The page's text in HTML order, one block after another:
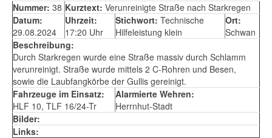
Nummer: 38 Kurztext: Verunreinigte Straße nach Starkregen
Datum:
29.08.2024
Uhrzeit:
17:20 Uhr
Stichwort: Technische
Hilfeleistung klein
Ort:
Schwan
Beschreibung:
Durch Starkregen wurde eine Straße massiv durch Schlamm
verunreinigt. Straße wurde mittels 2 C-Rohren und Besen,
sowie die Laubfangkörbe der Gullis gereinigt.
Fahrzeuge im Einsatz:
HLF 10, TLF 16/24-Tr
Alarmierte Wehren:
Herrnhut-Stadt
Bilder:
Links: